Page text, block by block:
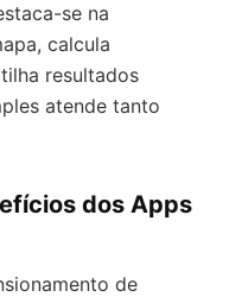
se na
calcula
resultados
atende tanto
dos Apps
de